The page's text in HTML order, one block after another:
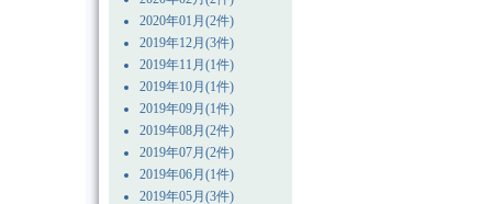
2020年01月(2件)
2019年12月(3件)
2019年11月(1件)
2019年10月(1件)
2019年09月(1件)
2019年08月(2件)
2019年07月(2件)
2019年06月(1件)
2019年05月(3件)